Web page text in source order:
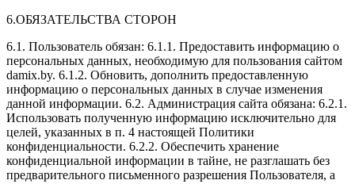
6.ОБЯЗАТЕЛЬСТВА СТОРОН
6.1. Пользователь обязан: 6.1.1. Предоставить информацию о
персональных данных, необходимую для пользования сайтом
damix.by. 6.1.2. Обновить, дополнить предоставленную
информацию о персональных данных в случае изменения
данной информации. 6.2. Администрация сайта обязана: 6.2.1.
Использовать полученную информацию исключительно для
целей, указанных в п. 4 настоящей Политики
конфиденциальности. 6.2.2. Обеспечить хранение
конфиденциальной информации в тайне, не разглашать без
предварительного письменного разрешения Пользователя, а